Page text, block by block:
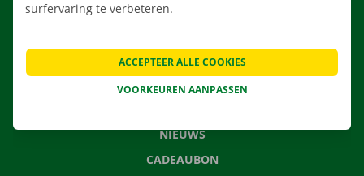
VERHUISOPLOSSINGEN
CONTACTEER ONS
NIEUWS
CADEAUBON
surfervaring te verbeteren.
VOORKEUREN AANPASSEN
ACCEPTEER ALLE COOKIES